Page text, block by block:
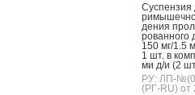
Сус­пензия
дения
рован­но­го
150 мг/1.5
1 шт. в
ми д/и (2
РУ: ЛП-
(РГ-RU) от